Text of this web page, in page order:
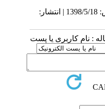
دریافت: 1398/3/6 | پذیرش: 1398/5/18 | انتشار:
: نام کاربری یا پست